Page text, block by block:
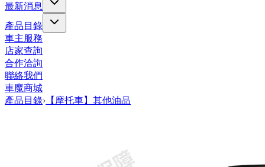
最新消息
產品目錄
車主服務
店家查詢
合作洽詢
聯絡我們
車魔商城
產品目錄› 【摩托車】其他油品